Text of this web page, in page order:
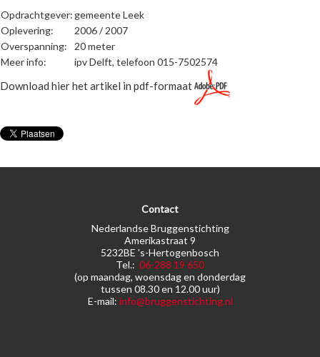
Opdrachtgever: gemeente Leek
Oplevering:
2006 / 2007
Overspanning:
20 meter
Meer info:
ipv Delft, telefoon 015-7502574
Download hier het artikel in pdf-formaat
Contact
Nederlandse Bruggenstichting
Amerikastraat 9
5232BE 's-Hertogenbosch
Tel.: 06-288 19 650
(op maandag, woensdag en donderdag
tussen 08.30 en 12.00 uur)
E-mail: info@bruggenstichting.nl